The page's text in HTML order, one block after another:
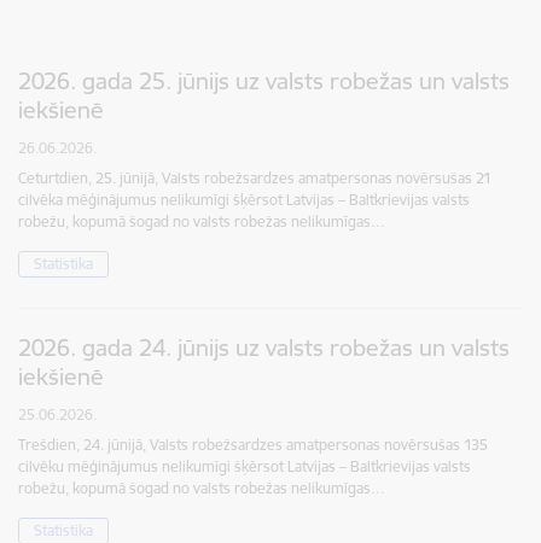
2026. gada 25. jūnijs uz valsts robežas un valsts
iekšienē
26.06.2026.
Ceturtdien, 25. jūnijā, Valsts robežsardzes amatpersonas novērsušas 21
cilvēka mēģinājumus nelikumīgi šķērsot Latvijas – Baltkrievijas valsts
robežu, kopumā šogad no valsts robežas nelikumīgas…
Statistika
2026. gada 24. jūnijs uz valsts robežas un valsts
iekšienē
25.06.2026.
Trešdien, 24. jūnijā, Valsts robežsardzes amatpersonas novērsušas 135
cilvēku mēģinājumus nelikumīgi šķērsot Latvijas – Baltkrievijas valsts
robežu, kopumā šogad no valsts robežas nelikumīgas…
Statistika